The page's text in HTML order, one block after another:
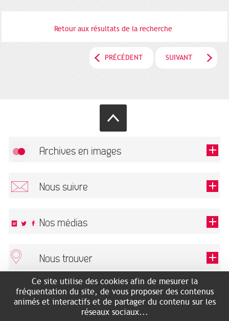
Retour aux résultats de la recherche
PRÉCÉDENT SUIVANT
Archives en images
Nous suivre
Ce champ est exigé.
Nos médias
Nous trouver
ARCHIVES MUNICIPALES
2 rue des Archives
RECHERCHES GÉNÉALOGIQUES
NOUS CONNAÎTRE
SERVICE ÉDUCATIF
Ce site utilise des cookies afin de mesurer la
fréquentation du site, de vous proposer des contenus
animés et interactifs et de partager du contenu sur les
réseaux sociaux...